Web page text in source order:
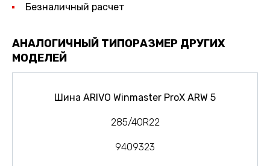
Безналичный расчет
АНАЛОГИЧНЫЙ ТИПОРАЗМЕР ДРУГИХ
МОДЕЛЕЙ
Шина ARIVO Winmaster ProX ARW 5
285/40R22
9409323